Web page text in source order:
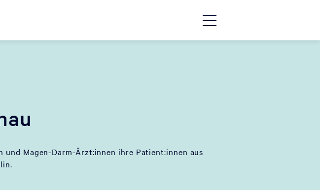
Magen-Darm-Ärzt:innen ihre Patient:innen aus